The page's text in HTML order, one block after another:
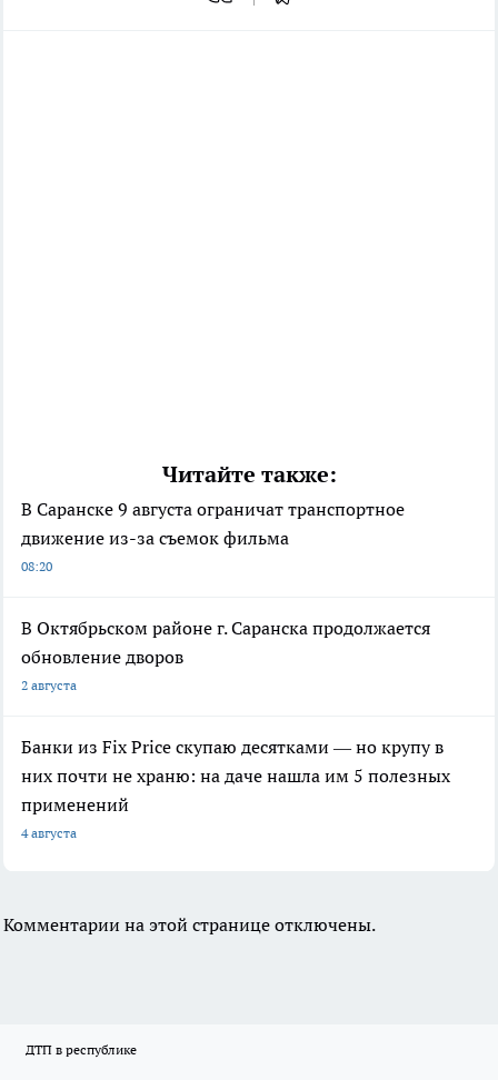
Читайте также:
В Саранске 9 августа ограничат транспортное
движение из-за съемок фильма
08:20
В Октябрьском районе г. Саранска продолжается
обновление дворов
2 августа
Банки из Fix Price скупаю десятками — но крупу в
них почти не храню: на даче нашла им 5 полезных
применений
4 августа
Комментарии на этой странице отключены.
ДТП в республике